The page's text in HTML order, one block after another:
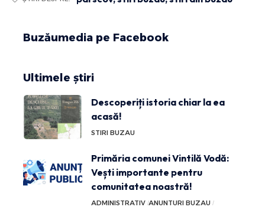
Buzăumedia pe Facebook
Ultimele știri
Descoperiți istoria chiar la ea
acasă!
STIRI BUZAU
Primăria comunei Vintilă Vodă:
Vești importante pentru
comunitatea noastră!
ADMINISTRATIV ANUNTURI BUZAU